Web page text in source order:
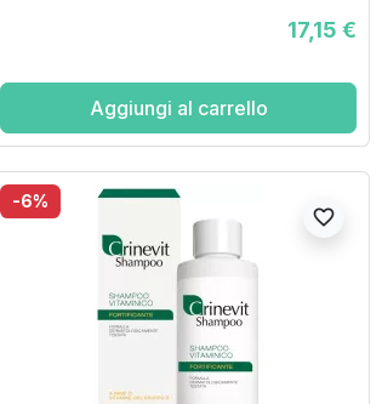
17,15 €
Aggiungi al carrello
-6%
favorite_border